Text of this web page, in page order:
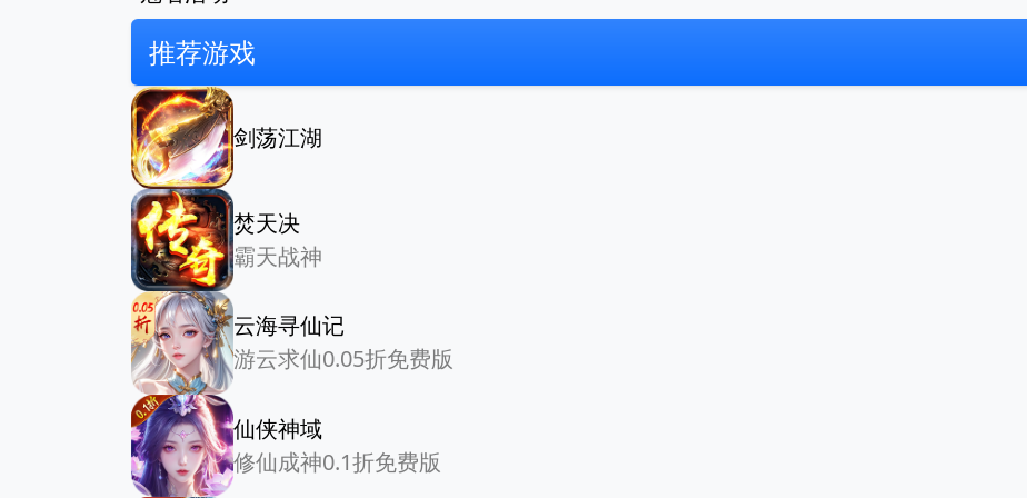
推荐游戏
剑荡江湖
焚天决
霸天战神
云海寻仙记
游云求仙0.05折免费版
仙侠神域
修仙成神0.1折免费版